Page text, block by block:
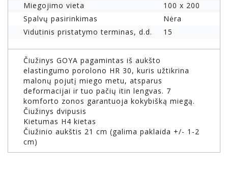
Miegojimo vieta
100 x 200
Spalvų pasirinkimas
Nėra
Vidutinis pristatymo terminas, d.d.
15
Čiužinys GOYA pagamintas iš aukšto
elastingumo porolono HR 30, kuris užtikrina
malonų pojutį miego metu, atsparus
deformacijai ir tuo pačių itin lengvas. 7
komforto zonos garantuoja kokybišką miegą.
Čiužinys dvipusis
Kietumas H4 kietas
Čiužinio aukštis 21 cm (galima paklaida +/- 1-2
cm)